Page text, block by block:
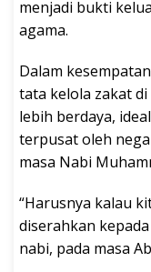
menjadi bukti
agama.
Dalam
tata kelola zakat
lebih berdaya,
terpusat oleh
masa Nabi
“Harusnya kalau
diserahkan
nabi, pada masa